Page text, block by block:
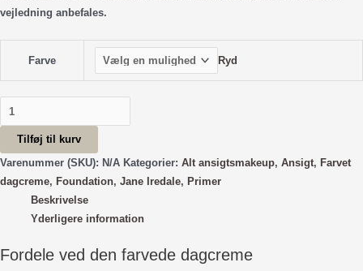
vejledning anbefales.
Farve Ryd
Dream
Tint
SPF15
antal
Tilføj til kurv
Varenummer (SKU): N/A Kategorier: Alt ansigtsmakeup, Ansigt, Farvet
dagcreme, Foundation, Jane Iredale, Primer
Beskrivelse
Yderligere information
Fordele ved den farvede dagcreme